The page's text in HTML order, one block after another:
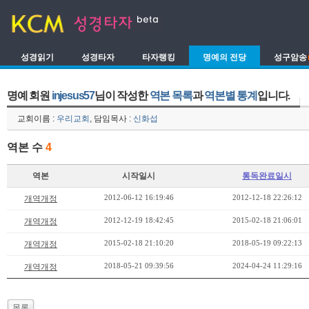
성경읽기 성경타자 타자랭킹 명예의 전당 성구암송
명예 회원 injesus57님이 작성한역본 목록과역본별 통계 입니다.
교회이름 : 우리교회 , 담임목사 : 신화섭
역본 수 4
역본 시작일시 통독완료일시
개역개정 2012-06-12 16:19:46 2012-12-18 22:26:12
개역개정 2012-12-19 18:42:45 2015-02-18 21:06:01
개역개정 2015-02-18 21:10:20 2018-05-19 09:22:13
개역개정 2018-05-21 09:39:56 2024-04-24 11:29:16